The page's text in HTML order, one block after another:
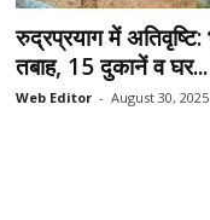
रुद्रप्रयाग में
तबाह, 15 दुकानें व घर...
Web Editor - August 30, 2025